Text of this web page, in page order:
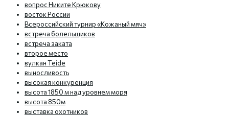
вопрос Никите Крюкову
восток России
Всероссийский турнир «Кожаный мяч»
встреча болельщиков
встреча заката
второе место
вулкан Teide
выносливость
высокая конкуренция
высота 1850 м над уровнем моря
высота 850м
выставка охотников